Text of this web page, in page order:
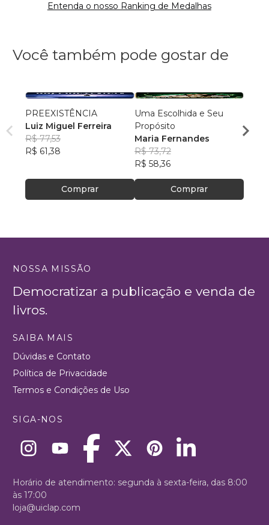
Entenda o nosso Ranking de Medalhas
Você também pode gostar de
PREEXISTÊNCIA
Luiz Miguel Ferreira
R$ 77,53
R$ 61,38
Comprar
Uma Escolhida e Seu
Propósito
Maria Fernandes
R$ 73,72
R$ 58,36
Comprar
DOR
NOSSA MISSÃO
Democratizar a publicação e venda de
livros.
SAIBA MAIS
Dúvidas e Contato
Política de Privacidade
Termos e Condições de Uso
SIGA-NOS
Horário de atendimento: segunda à sexta-feira, das 8:00
às 17:00
loja@uiclap.com